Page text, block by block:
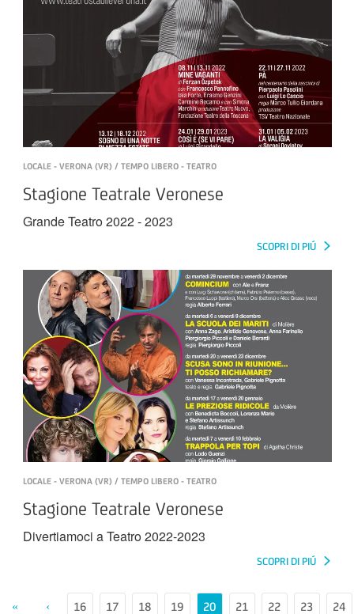
LOCALE - VERONA (VR) / TEMPO LIBERO - TEATRO
Stagione Teatrale Veronese
​​​​​​​Grande Teatro 2022 - 2023
SCOPRI DI PIÚ
LOCALE - VERONA (VR) / TEMPO LIBERO - TEATRO
Stagione Teatrale Veronese
Divertiamoci a Teatro 2022-2023
SCOPRI DI PIÚ
« ‹ 16 17 18 19 20 21 22 23 24